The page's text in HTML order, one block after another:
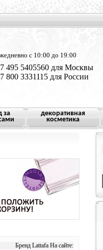
с 10:00 до 19:00
495 5405560 для Москвы
800 3331115 для России
за
декоративная
косметика
Бренд Lattafa На сайте: